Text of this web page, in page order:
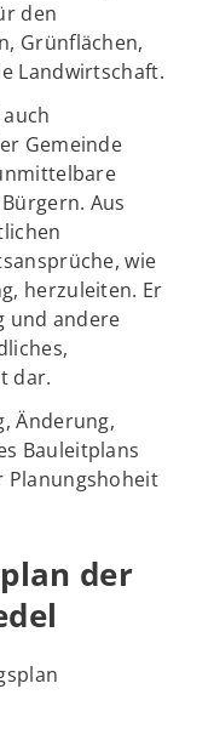
den
Grünflächen,
Landwirtschaft.
Gemeinde
Aus
wie
herzuleiten. Er
und andere
dar.
Änderung,
Bauleitplans
Planungshoheit
der